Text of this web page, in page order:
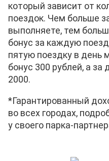
который зависит от
поездок. Чем больше
выполняете, тем
бонус за каждую
пятую поездку в день
бонус 300 рублей, а
2000.
*Гарантированный
во всех городах,
у своего парка-